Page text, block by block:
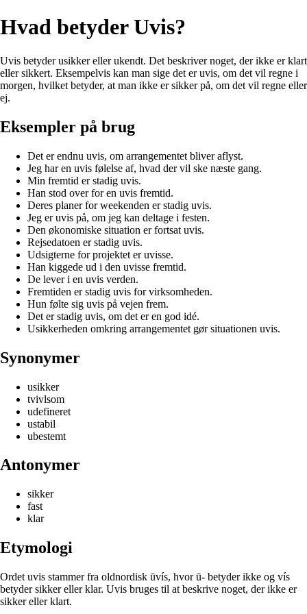
Hvad betyder Uvis?
Uvis betyder usikker eller ukendt. Det beskriver noget, der ikke er klart
eller sikkert. Eksempelvis kan man sige det er uvis, om det vil regne i
morgen, hvilket betyder, at man ikke er sikker på, om det vil regne eller
ej.
Eksempler på brug
Det er endnu uvis, om arrangementet bliver aflyst.
Jeg har en uvis følelse af, hvad der vil ske næste gang.
Min fremtid er stadig uvis.
Han stod over for en uvis fremtid.
Deres planer for weekenden er stadig uvis.
Jeg er uvis på, om jeg kan deltage i festen.
Den økonomiske situation er fortsat uvis.
Rejsedatoen er stadig uvis.
Udsigterne for projektet er uvisse.
Han kiggede ud i den uvisse fremtid.
De lever i en uvis verden.
Fremtiden er stadig uvis for virksomheden.
Hun følte sig uvis på vejen frem.
Det er stadig uvis, om det er en god idé.
Usikkerheden omkring arrangementet gør situationen uvis.
Synonymer
usikker
tvivlsom
udefineret
ustabil
ubestemt
Antonymer
sikker
fast
klar
Etymologi
Ordet uvis stammer fra oldnordisk ūvís, hvor ū- betyder ikke og vís
betyder sikker eller klar. Uvis bruges til at beskrive noget, der ikke er
sikker eller klart.